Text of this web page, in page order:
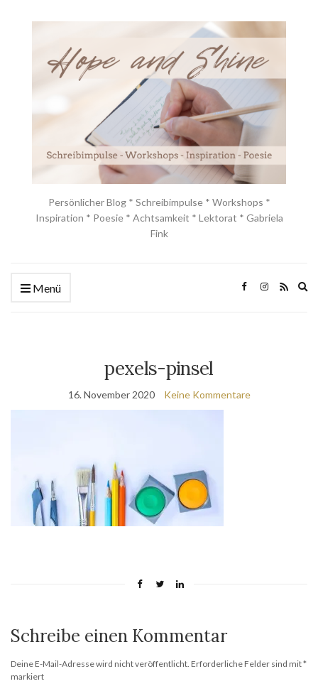
Persönlicher Blog * Schreibimpulse * Workshops *
Inspiration * Poesie * Achtsamkeit * Lektorat * Gabriela
Fink
Menü
pexels-pinsel
16. November 2020 Keine Kommentare
Schreibe einen Kommentar
Deine E-Mail-Adresse wird nicht veröffentlicht. Erforderliche Felder sind mit*
markiert